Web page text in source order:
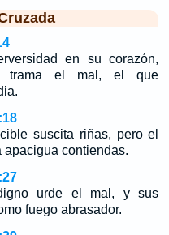
en su corazón,
trama el mal, el que
suscita riñas, pero el
apacigua contiendas.
urde el mal, y sus
fuego abrasador.